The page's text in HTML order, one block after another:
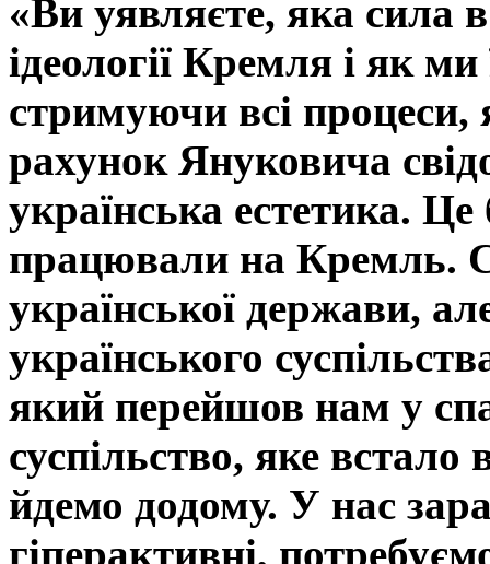
«Ви уявляєте, яка сила
ідеології Кремля і як
стримуючи всі процеси,
рахунок Януковича
українська естетика.
працювали на Кремль.
української держави,
українського
який перейшов нам у
суспільство, яке
йдемо додому. У нас
гіперактивні,